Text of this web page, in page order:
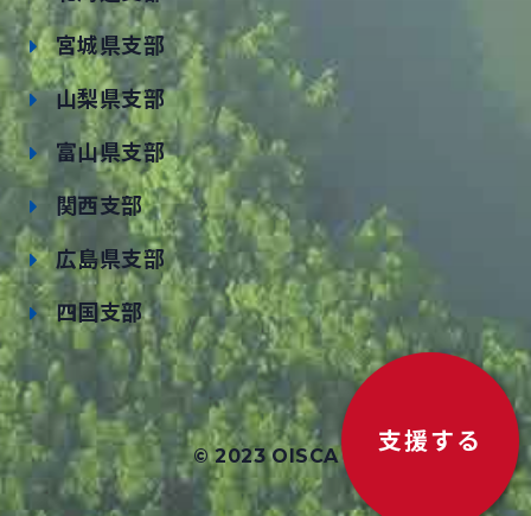
支援する
宮城県支部
山梨県支部
富山県支部
関西支部
広島県支部
四国支部
© 2023 OISCA